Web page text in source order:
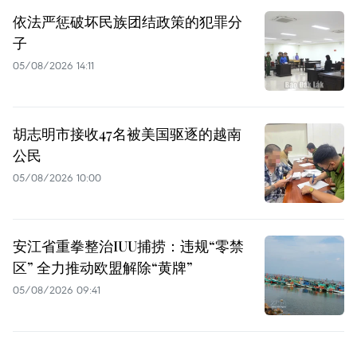
依法严惩破坏民族团结政策的犯罪分
子
05/08/2026 14:11
胡志明市接收47名被美国驱逐的越南
公民
05/08/2026 10:00
安江省重拳整治IUU捕捞：违规“零禁
区” 全力推动欧盟解除“黄牌”
05/08/2026 09:41